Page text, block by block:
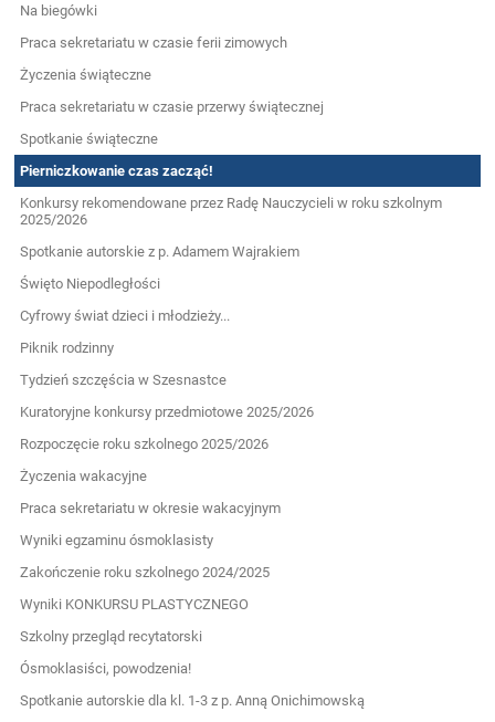
Na biegówki
Praca sekretariatu w czasie ferii zimowych
Życzenia świąteczne
Praca sekretariatu w czasie przerwy świątecznej
Spotkanie świąteczne
Pierniczkowanie czas zacząć!
Konkursy rekomendowane przez Radę Nauczycieli w roku szkolnym
2025/2026
Spotkanie autorskie z p. Adamem Wajrakiem
Święto Niepodległości
Cyfrowy świat dzieci i młodzieży...
Piknik rodzinny
Tydzień szczęścia w Szesnastce
Kuratoryjne konkursy przedmiotowe 2025/2026
Rozpoczęcie roku szkolnego 2025/2026
Życzenia wakacyjne
Praca sekretariatu w okresie wakacyjnym
Wyniki egzaminu ósmoklasisty
Zakończenie roku szkolnego 2024/2025
Wyniki KONKURSU PLASTYCZNEGO
Szkolny przegląd recytatorski
Ósmoklasiści, powodzenia!
Spotkanie autorskie dla kl. 1-3 z p. Anną Onichimowską